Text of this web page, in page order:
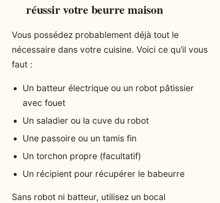
réussir votre beurre maison
Vous possédez probablement déjà tout le
nécessaire dans votre cuisine. Voici ce qu’il vous
faut :
Un batteur électrique ou un robot pâtissier
avec fouet
Un saladier ou la cuve du robot
Une passoire ou un tamis fin
Un torchon propre (facultatif)
Un récipient pour récupérer le babeurre
Sans robot ni batteur, utilisez un bocal